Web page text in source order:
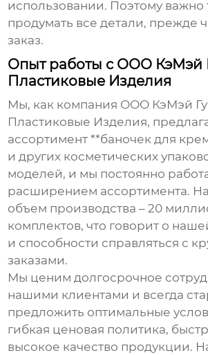
использовании. Поэтому важно
продумать все детали, прежде
заказ.
Опыт работы с ООО КэМэй
Пластиковые Изделия
Мы, как компания ООО КэМэй
Пластиковые Изделия,
ассортимент **баночек для
и других косметических
моделей, и мы постоянно
расширением ассортимента.
объем производства – 20
комплектов, что говорит о
и способности справляться с
заказами.
Мы ценим долгосрочное
нашими клиентами и всегда
предложить оптимальные
гибкая ценовая политика,
высокое качество продукции.